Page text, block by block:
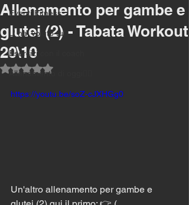
Eventi Fitness
L' hai voluto tu!
Esercizi con il coach
Allenamento di oggi🏃‍♂️
Allenamento per gambe e
glutei (2) - Tabata Workout
20\10
Valutazione NaN stelle su 5.
https://youtu.be/soZ-cJXHGg0
Un'altro allenamento per gambe e